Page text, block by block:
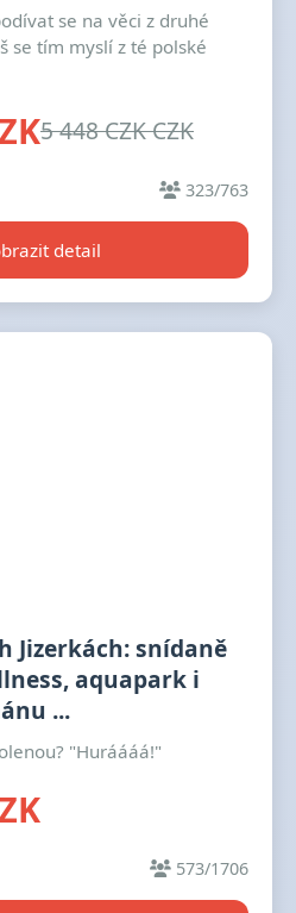
se na věci z druhé
se tím myslí z té polské
5 448 CZK CZK
323/763
detail
Jizerkách: snídaně
aquapark i
...
"Huráááá!"
573/1706